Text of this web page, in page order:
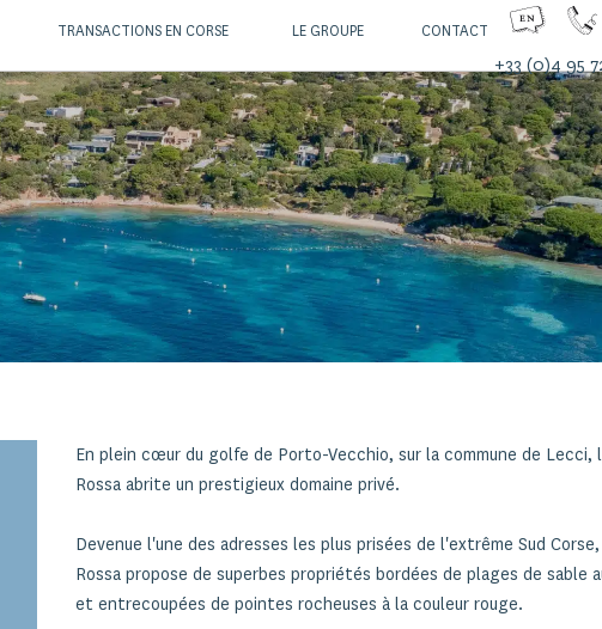
TRANSACTIONS EN CORSE LE GROUPE CONTACT
+33 (0)4 95
En plein cœur du golfe de Porto-Vecchio, sur la commune de Lecci,
Rossa abrite un prestigieux domaine privé.
Devenue l'une des adresses les plus prisées de l'extrême Sud
Rossa propose de superbes propriétés bordées de plages de sable
et entrecoupées de pointes rocheuses à la couleur rouge.